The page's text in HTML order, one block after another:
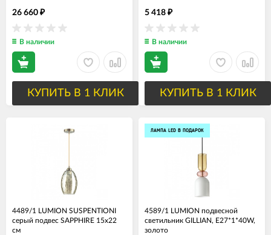
26 660 ₽
В наличии
КУПИТЬ В 1 КЛИК
5 418 ₽
В наличии
КУПИТЬ В 1 КЛИК
4489/1 LUMION SUSPENTIONI
серый подвес SAPPHIRE 15х22
см
ЛАМПА LED В ПОДАРОК
4589/1 LUMION подвесной
светильник GILLIAN, Е27*1*40W,
золото